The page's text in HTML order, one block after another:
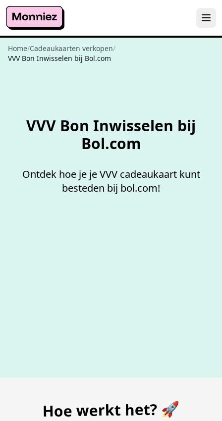
Home/Cadeaukaarten verkopen/
VVV Bon Inwisselen bij Bol.com
VVV Bon Inwisselen bij
Bol.com
Ontdek hoe je je VVV cadeaukaart kunt
besteden bij bol.com!
Hoe werkt het? 🚀